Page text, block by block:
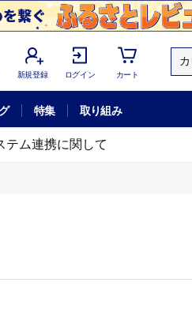
新規登録 ログイン カート
特集 取り組み
テム連携に関して